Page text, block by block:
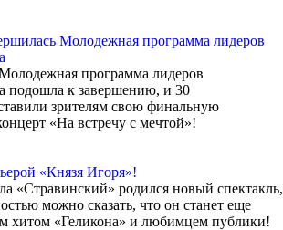
Молодежная программа лидеров
программа лидеров
подошла к завершению, и 30
зрителям свою финальную
«На встречу с мечтой»!
«Князя Игоря»!
«Стравинский» родился новый спектакль,
можно сказать, что он станет еще
хитом «Геликона» и любимцем публики!